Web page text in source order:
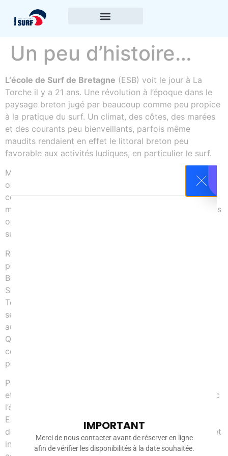
Un peu d’histoire…
L‘école de Surf de Bretagne (ESB) voit le jour à La
Torche il y a 21 ans. Une révolution à l’époque dans le
paysage breton jugé par beaucoup comme peu propice
à la pratique du surf. Un climat, des côtes, des marées
et des courants peu bienveillants, parfois même
maudits rendaient en effet le littoral breton peu
favorable aux activités ludiques, en particulier le surf.
Mais des passionnés se sont affranchis de ces
obstacles, ont défriché de très nombreuses vagues de
cette façade bretonne et ont trouvé les lieux et les
méthodes pour donner à d’autres le goût des vagues. Ils
ont ainsi activement participé au développement du
surf en Bretagne.
Ronan Chatain et Didier Tirilly font partie de ces
pionniers quand ils créent à La Torche en 1994, leur
Brevet d’Etat tout juste en poche, la première Ecole de
Surf de Bretagne. Le petit cabanon sur la plage de La
Torche fait vite des émules puisque l’année suivante la
seconde Ecole de Surf de Bretagne voit le jour sur un
autre spot majeur de la région, la presqu’île de
Quiberon, à l’initiative de Stéphane Corbinien. Les trois
compères sont vite rejoints par David Noirrit en
presqu’île de Crozon.
Par la suite, le réseau s’étoffe, sa fréquentation grandit
et l’ESB devient même en 2001 une filière sportive avec
l’émergence de la Filière de Haut Niveau dont le Pôle
Espoir qui a détecté, formé, vu naître et accompagné
de grands noms du surf breton sur la scène française et
internationale. En 2005, l’ESB obtient même un
IMPORTANT
Merci de nous contacter avant de réserver en ligne
afin de vérifier les disponibilités à la date souhaitée.